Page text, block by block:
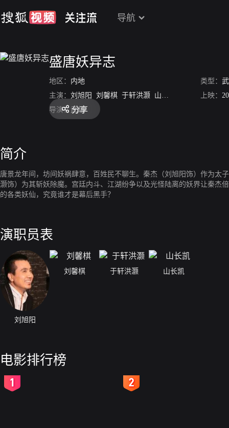
导航
盛唐妖异志
地区： 内地 类型：
主演： 刘旭阳 刘馨棋 于轩洪灏 山长凯 上映：
导演： 武越
分享
简介
唐景龙年间，坊间妖祸肆意，百姓民不聊生。秦杰（刘旭阳饰）作为太
灏饰）为其斩妖除魔。宫廷内斗、江湖纷争以及光怪陆离的妖界让秦杰
的各类妖仙，究竟谁才是幕后黑手？
演职员表
刘旭阳
刘馨棋 于轩洪灏 山长凯
电影排行榜